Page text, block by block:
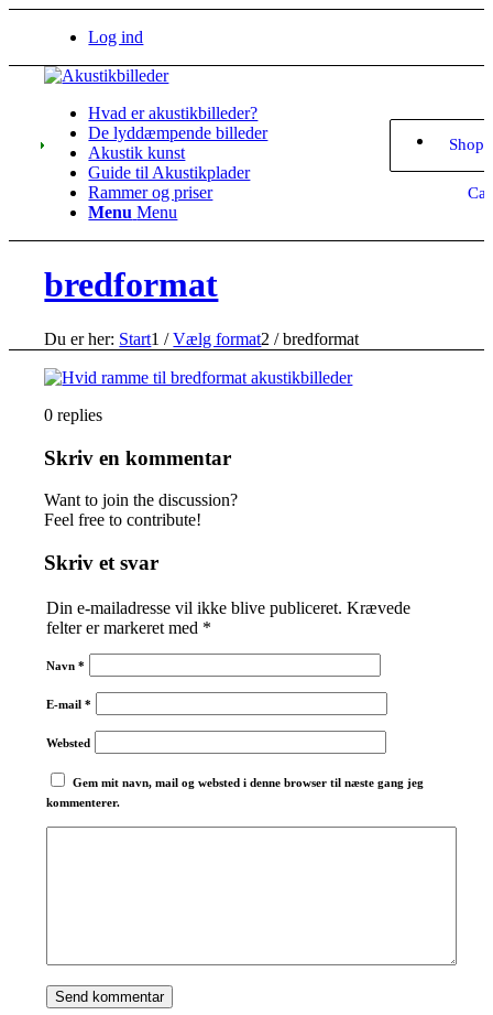
Log ind
Hvad er akustikbilleder?
De lyddæmpende billeder
Akustik kunst
Guide til Akustikplader
Rammer og priser
Menu Menu
bredformat
Du er her: Start1 / Vælg format2 / bredformat
0 replies
Skriv en kommentar
Want to join the discussion?
Feel free to contribute!
Skriv et svar
Din e-mailadresse vil ikke blive publiceret. Krævede
felter er markeret med *
Navn*
E-mail*
Websted
Gem mit navn, mail og websted i denne browser til næste gang jeg
kommenterer.